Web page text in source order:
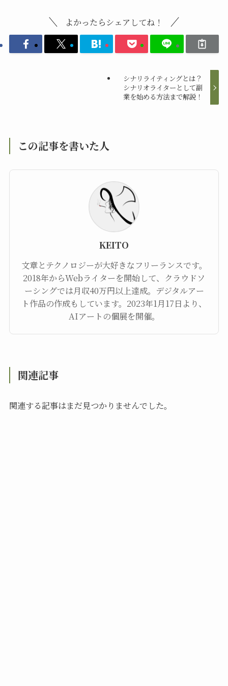
よかったらシェアしてね！
シナリライティングとは？
シナリオライターとして副
業を始める方法まで解説！
この記事を書いた人
KEITO
文章とテクノロジーが大好きなフリーランスです。
2018年からWebライターを開始して、クラウドソ
ーシングでは月収40万円以上達成。デジタルアー
ト作品の作成もしています。2023年1月17日より、
AIアートの個展を開催。
関連記事
関連する記事はまだ見つかりませんでした。